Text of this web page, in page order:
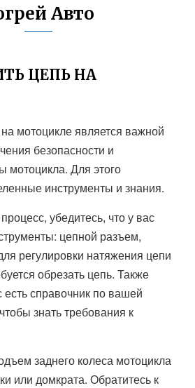
Авто
ЦЕПЬ НА
мотоцикле является важной
безопасности и
мотоцикла. Для этого
инструменты и знания.
убедитесь, что у вас
цепной разъем,
регулировки натяжения цепи
обрезать цепь. Также
есть справочник по вашей
знать требования к
заднего колеса мотоцикла
или домкрата. Обратитесь к